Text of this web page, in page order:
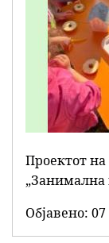
Проектот на
„Занимална
Објавенo: